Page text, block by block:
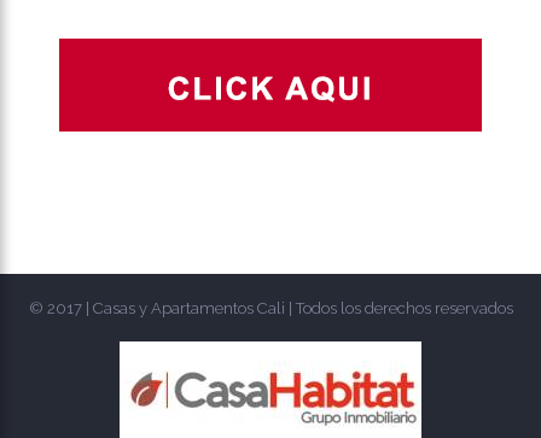
© 2017 | Casas y Apartamentos Cali | Todos los derechos reservados